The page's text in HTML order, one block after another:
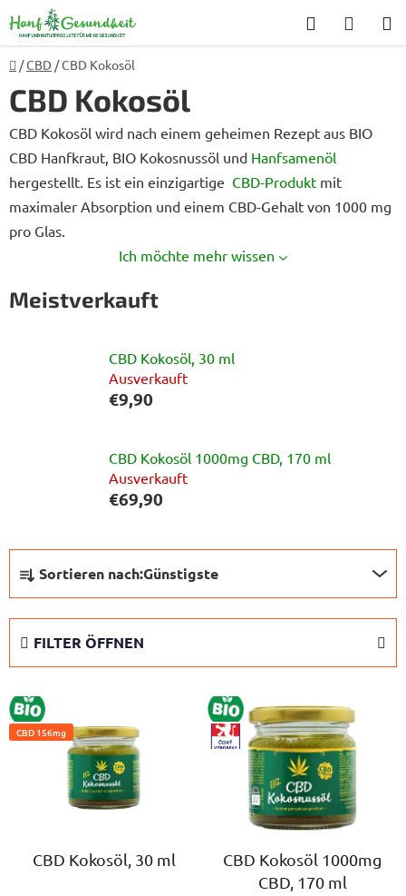
Inhalt
springen
Suchen
Startseite
/CBD /CBD Kokosöl
CBD Kokosöl
CBD Kokosöl wird nach einem geheimen Rezept aus BIO
CBD Hanfkraut, BIO Kokosnussöl und Hanfsamenöl
hergestellt. Es ist ein einzigartige CBD-Produkt mit
maximaler Absorption und einem CBD-Gehalt von 1000 mg
pro Glas.
Ich möchte mehr wissen
Meistverkauft
CBD Kokosöl, 30 ml
Ausverkauft
€9,90
CBD Kokosöl 1000mg CBD, 170 ml
Ausverkauft
€69,90
o
t
s
o
Sortieren nach:Günstigste
FILTER ÖFFNEN
L
i
s
BIO
CBD 156mg
CBD Kokosöl, 30 ml
BIO
CZ-
VYROBEK
CBD Kokosöl 1000mg
CBD, 170 ml